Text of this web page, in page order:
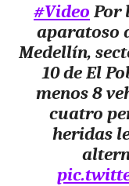
#Video Por
aparatoso
Medellín,
10 de El
menos 8
cuatro
heridas